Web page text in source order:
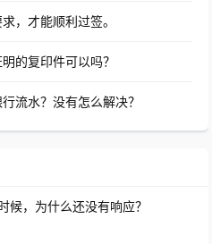
，才能顺利过签。
的复印件可以吗？
流水？没有怎么解决？
候，为什么还没有响应？